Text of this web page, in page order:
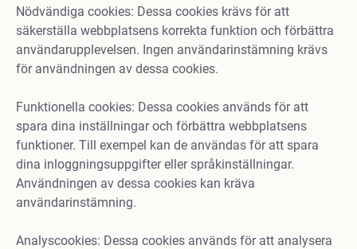
Nödvändiga cookies: Dessa cookies krävs för att
säkerställa webbplatsens korrekta funktion och förbättra
användarupplevelsen. Ingen användarinstämning krävs
för användningen av dessa cookies.
Funktionella cookies: Dessa cookies används för att
spara dina inställningar och förbättra webbplatsens
funktioner. Till exempel kan de användas för att spara
dina inloggningsuppgifter eller språkinställningar.
Användningen av dessa cookies kan kräva
användarinstämning.
Analyscookies: Dessa cookies används för att analysera